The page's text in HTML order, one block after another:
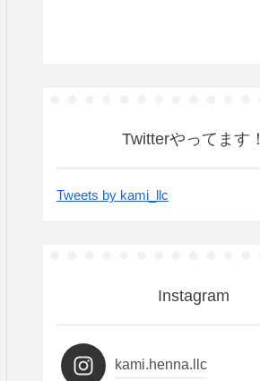
Twitterやってます！
Tweets by kami_llc
Instagram
kami.henna.llc